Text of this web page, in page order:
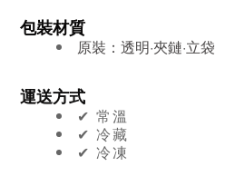
包裝材質
原裝：透明·夾鏈·立袋
運送方式
✔︎ 常溫
✔︎ 冷藏
✔︎ 冷凍